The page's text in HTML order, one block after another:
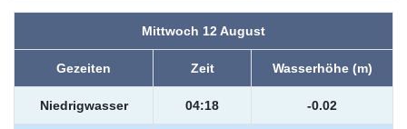
Mittwoch 12 August
Gezeiten Zeit Wasserhöhe (m)
Niedrigwasser 04:18 -0.02